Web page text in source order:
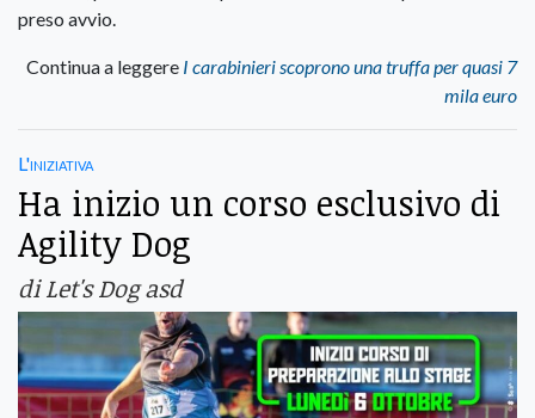
preso avvio.
Continua a leggere I carabinieri scoprono una truffa per quasi 7
mila euro
L'iniziativa
Ha inizio un corso esclusivo di
Agility Dog
di Let's Dog asd